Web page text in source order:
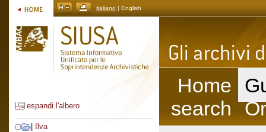
italiano | English
espandi l'albero
Ilva
Home
search